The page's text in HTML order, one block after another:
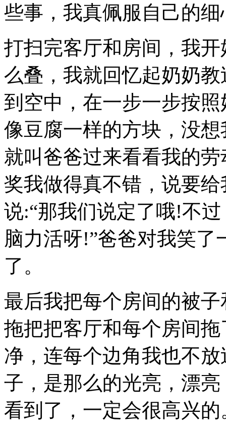
些事，我真佩服自己的细
打扫完客厅和房间，我
么叠，我就回忆起奶奶
到空中，在一步一步按
像豆腐一样的方块，没
就叫爸爸过来看看我的
奖我做得真不错，说要
说:“那我们说定了哦!不
脑力活呀!”爸爸对我笑
了。
最后我把每个房间的被
拖把把客厅和每个房间
净，连每个边角我也不
子，是那么的光亮，漂
看到了，一定会很高兴的